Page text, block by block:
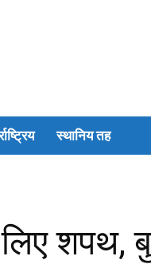
स्थानिय तह
शपथ,